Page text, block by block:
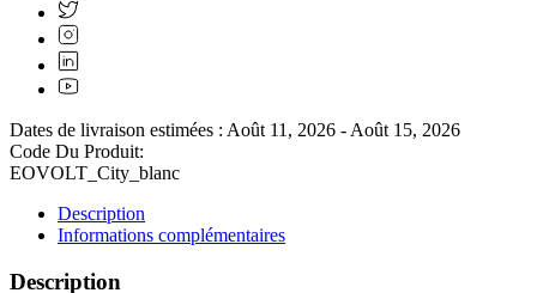
Dates de livraison estimées : Août 11, 2026 - Août 15, 2026
Code Du Produit:
EOVOLT_City_blanc
Description
Informations complémentaires
Description